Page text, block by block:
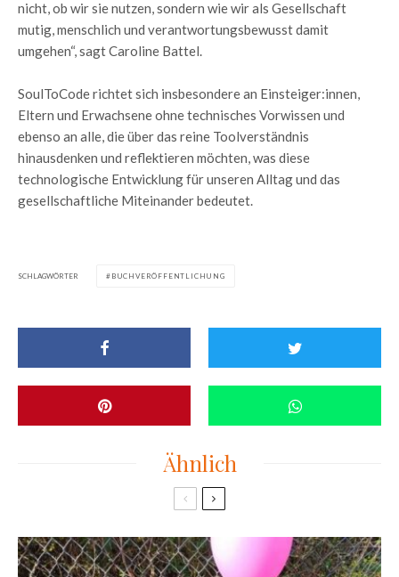
nicht, ob wir sie nutzen, sondern wie wir als Gesellschaft
mutig, menschlich und verantwortungsbewusst damit
umgehen“, sagt Caroline Battel.
SoulToCode richtet sich insbesondere an Einsteiger:innen,
Eltern und Erwachsene ohne technisches Vorwissen und
ebenso an alle, die über das reine Toolverständnis
hinausdenken und reflektieren möchten, was diese
technologische Entwicklung für unseren Alltag und das
gesellschaftliche Miteinander bedeutet.
SCHLAGWÖRTER BUCHVERÖFFENTLICHUNG
Ähnlich